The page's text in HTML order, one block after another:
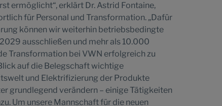
ermöglicht“, erklärt Dr. Astrid Fontaine,
für Personal und Transformation. „Dafür
können wir weiterhin betriebsbedingte
ausschließen und mehr als 10.000
Transformation bei VWN erfolgreich zu
auf die Belegschaft wichtige
und Elektrifizierung der Produkte
grundlegend verändern – einige Tätigkeiten
Um unsere Mannschaft für die neuen